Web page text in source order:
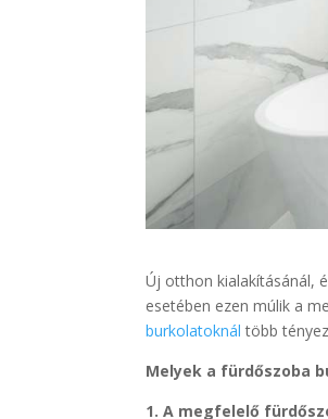
Új otthon kialakításánál,
esetében ezen múlik a
burkolatoknál több
Melyek a fürdőszoba
1. A megfelelő